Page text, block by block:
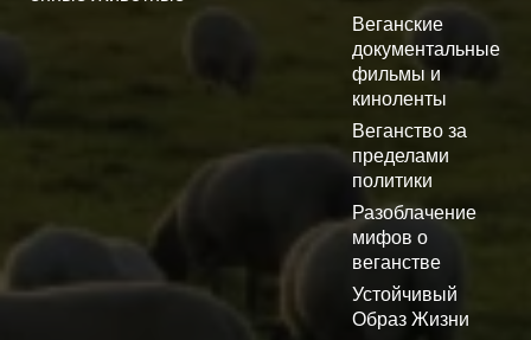
Веганские
документальные
фильмы и
киноленты
Веганство за
пределами
политики
Разоблачение
мифов о
веганстве
Устойчивый
Образ Жизни